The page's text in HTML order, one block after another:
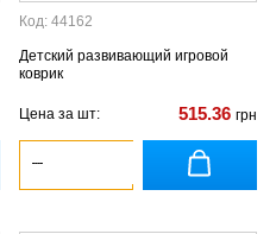
Код: 44162
Детский развивающий игровой
коврик
Цена за шт: 515.36 грн